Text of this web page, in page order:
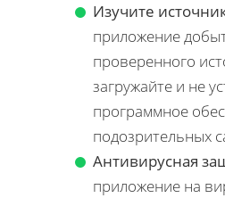
Изучите
приложение
проверенного
загружайте и не
программное
подозрительных
Антивирусная
приложение на